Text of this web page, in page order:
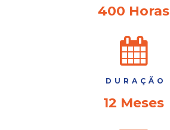
400 Horas
DURAÇÃO
12 Meses